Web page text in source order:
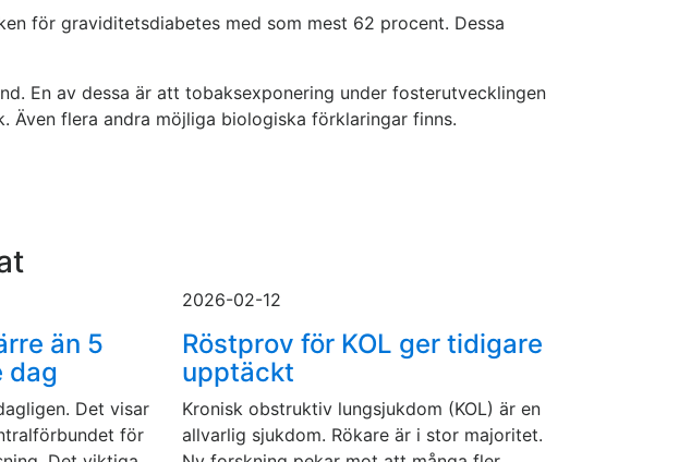
för graviditetsdiabetes med som mest 62 procent. Dessa
En av dessa är att tobaksexponering under fosterutvecklingen
Även flera andra möjliga biologiska förklaringar finns.
än 5
dag
Det visar
för
2026-02-12
Röstprov för KOL ger tidigare
upptäckt
Kronisk obstruktiv lungsjukdom (KOL) är en
allvarlig sjukdom. Rökare är i stor majoritet.